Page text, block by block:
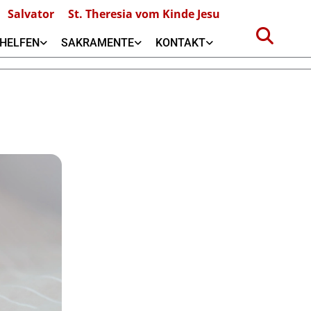
Salvator St. Theresia vom Kinde Jesu
SAKRAMENTE KONTAKT